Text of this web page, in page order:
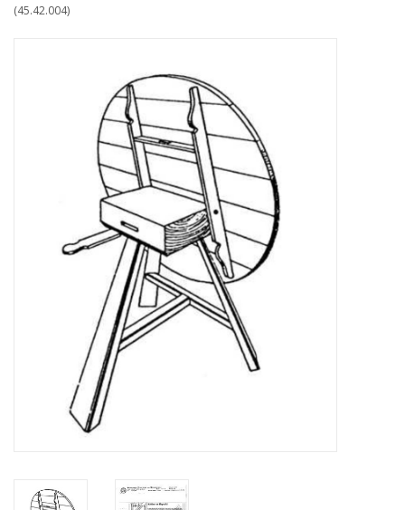
Scenery
Nieuwe tekeningen
NIEUWE TIJDSCHRIFTEN
ABONNEMENT DE
MODELBOUWER
Bouwbeschrijvingen
(45.42.004)